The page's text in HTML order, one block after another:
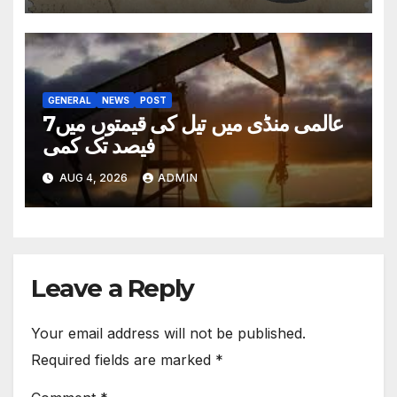
GENERAL NEWS POST
عالمی منڈی میں تیل کی قیمتوں میں7
فیصد تک کمی
AUG 4, 2026 ADMIN
Leave a Reply
Your email address will not be published.
Required fields are marked *